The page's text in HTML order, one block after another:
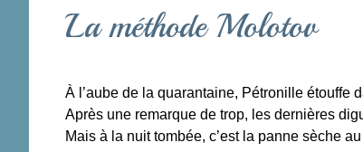
La méthode Molotov
À l’aube de la quarantaine, Pétronille étouffe
Après une remarque de trop, les dernières
Mais à la nuit tombée, c’est la panne sèche